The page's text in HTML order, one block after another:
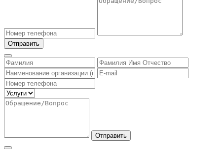
Отправить
Отправить